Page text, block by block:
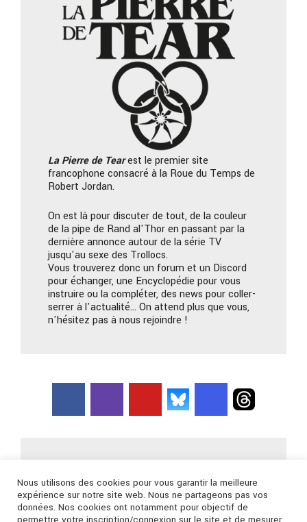
La Pierrede Tearest le premier site
francophone consacré à la Roue du Temps de
Robert Jordan.
On est là pour discuter de tout, de la couleur
de la pipe de Rand al'Thor en passant par la
dernière annonce autour de la série TV
jusqu'au sexe des Trollocs.
Vous trouverez donc un forum et un Discord
pour échanger, une Encyclopédie pour vous
instruire ou la compléter, des news pour coller-
serrer à l'actualité… On attend plus que vous,
n'hésitez pas à nous rejoindre !
Connexion
Nous utilisons des cookies pour vous garantir la meilleure
expérience sur notre site web. Nous ne partageons pas vos
données. Nos cookies ont notamment pour objectif de